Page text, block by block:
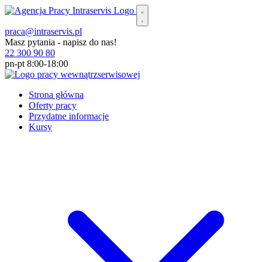
praca@intraservis.pl
Masz pytania - napisz do nas!
22 300 90 80
pn-pt 8:00-18:00
Strona główna
Oferty pracy
Przydatne informacje
Kursy